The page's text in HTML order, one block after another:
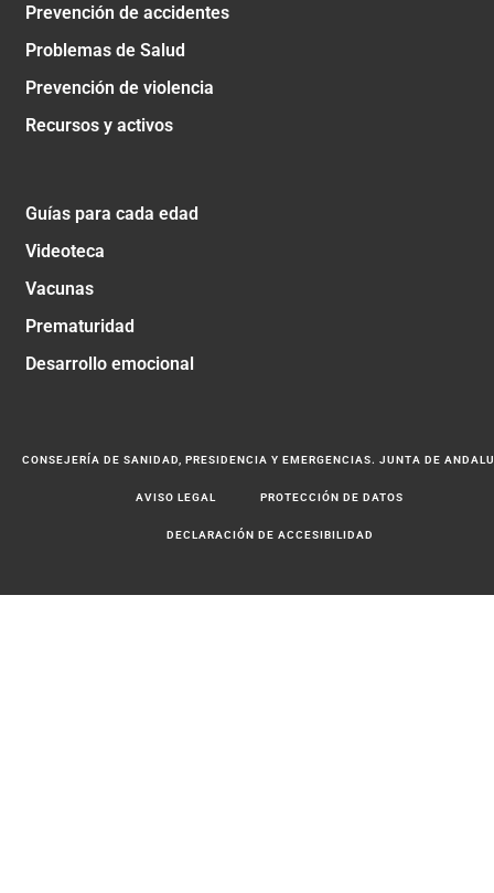
Prevención de accidentes
Problemas de Salud
Prevención de violencia
Recursos y activos
Guías para cada edad
Videoteca
Vacunas
Prematuridad
Desarrollo emocional
CONSEJERÍA DE SANIDAD, PRESIDENCIA Y EMERGENCIAS. JUNTA DE
AVISO LEGAL PROTECCIÓN DE DATOS
DECLARACIÓN DE ACCESIBILIDAD